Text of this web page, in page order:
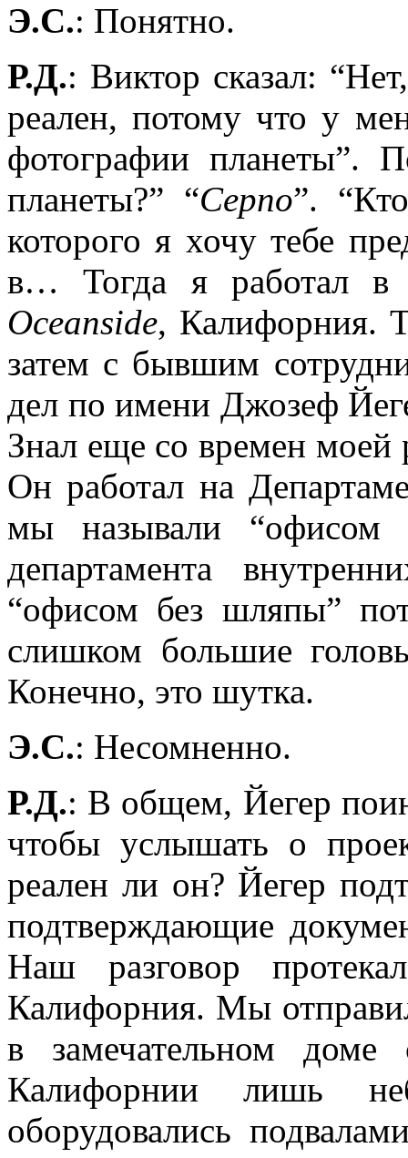
Э.С.: Понятно.
Р.Д.: Виктор сказал:
реален, потому что у
фотографии планеты”.
планеты?” “Серпо”.
которого я хочу тебе
в… Тогда я работал
Oceanside, Калифорния.
затем с бывшим
дел по имени Джозеф
Знал еще со времен
Он работал на
мы называли
департамента
“офисом без шляпы”
слишком большие
Конечно, это шутка.
Э.С.: Несомненно.
Р.Д.: В общем, Йегер
чтобы услышать о
реален ли он? Йегер
подтверждающие
Наш разговор
Калифорния. Мы
в замечательном
Калифорнии лишь
оборудовались